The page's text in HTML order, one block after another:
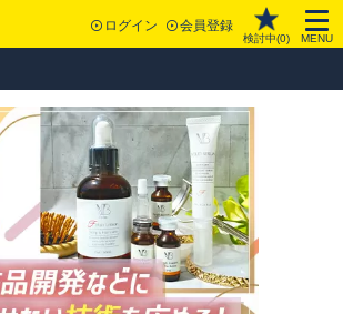
ログイン 会員登録
検討中(0) MENU